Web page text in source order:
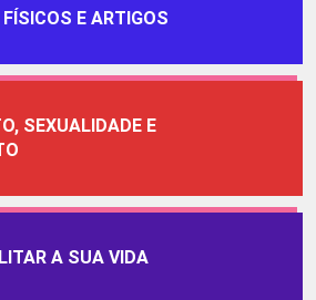
E ARTIGOS
SEXUALIDADE E
A SUA VIDA